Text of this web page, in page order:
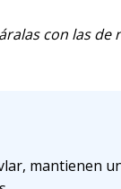
con las de
mantienen